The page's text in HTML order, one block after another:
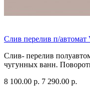
Слив перелив п/автомат
Слив- перелив
чугунных ванн.
8 100.00 р. 7 290.00 р.